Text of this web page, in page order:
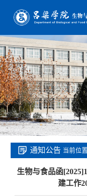
通知公告 当前位
生物与食品函
建工作